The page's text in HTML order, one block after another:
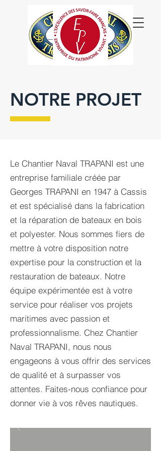
NOTRE PROJET
Le Chantier Naval TRAPANI est une
entreprise familiale créée par
Georges TRAPANI en 1947 à Cassis
et est spécialisé dans la fabrication
et la réparation de bateaux en bois
et polyester. Nous sommes fiers de
mettre à votre disposition notre
expertise pour la construction et la
restauration de bateaux. Notre
équipe expérimentée est à votre
service pour réaliser vos projets
maritimes avec passion et
professionnalisme. Chez Chantier
Naval TRAPANI, nous nous
engageons à vous offrir des services
de qualité et à surpasser vos
attentes. Faites-nous confiance pour
donner vie à vos rêves nautiques.